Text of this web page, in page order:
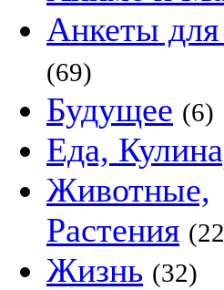
Анкеты для
(69)
Будущее (6)
Еда,
Животные,
Растения
Жизнь (32)